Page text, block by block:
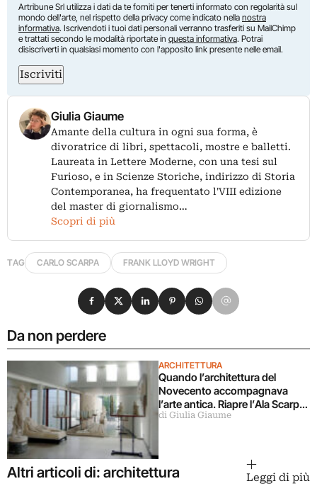
Artribune Srl utilizza i dati da te forniti per tenerti informato con regolarità sul
mondo dell'arte, nel rispetto della privacy come indicato nella nostra
informativa. Iscrivendoti i tuoi dati personali verranno trasferiti su MailChimp
e trattati secondo le modalità riportate in questa informativa. Potrai
disiscriverti in qualsiasi momento con l'apposito link presente nelle email.
Iscriviti
Giulia Giaume
Amante della cultura in ogni sua forma, è
divoratrice di libri, spettacoli, mostre e balletti.
Laureata in Lettere Moderne, con una tesi sul
Furioso, e in Scienze Storiche, indirizzo di Storia
Contemporanea, ha frequentato l'VIII edizione
del master di giornalismo…
Scopri di più
TAG CARLO SCARPA FRANK LLOYD WRIGHT
Da non perdere
ARCHITETTURA
Quando l’architettura del
Novecento accompagnava
l’arte antica. Riapre l’Ala Scarpa
alla Gypsotheca di Canova a
di Giulia Giaume
Condividi su Facebook
Condividi su X
Condividi su LinkedIn
Condividi su Pinterest
Condividi su WhatsApp
Condividi su Email
Altri articoli di: architettura Leggi di più